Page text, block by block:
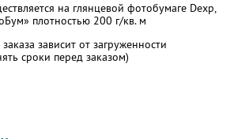
на глянцевой фотобумаге Dexp,
плотностью 200 г/кв. м
зависит от загруженности
сроки перед заказом)